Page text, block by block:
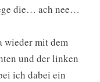
die… ach nee…
wieder mit dem
und der linken
ich dabei ein